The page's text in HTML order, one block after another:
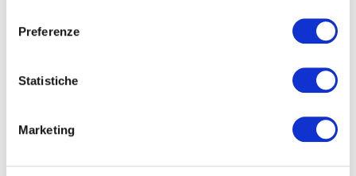
Preferenze
Statistiche
Marketing